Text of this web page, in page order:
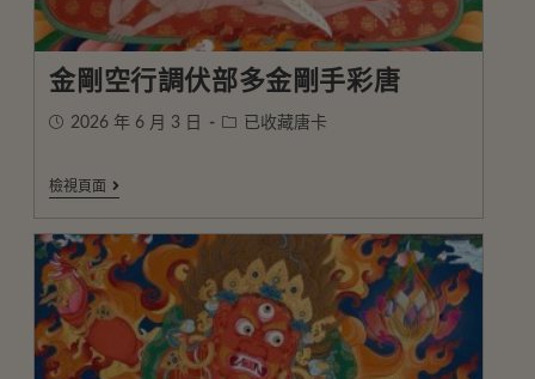
金剛空行調伏部多金剛手彩唐
2026 年 6 月 3 日 已收藏唐卡
檢視頁面